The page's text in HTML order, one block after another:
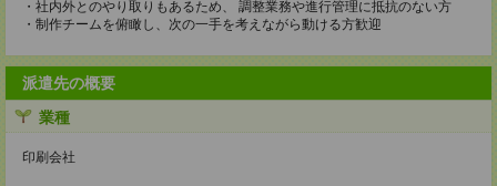
・社内外とのやり取りもあるため、 調整業務や進行管理に抵抗のない方
・制作チームを俯瞰し、次の一手を考えながら動ける方歓迎
派遣先の概要
業種
印刷会社